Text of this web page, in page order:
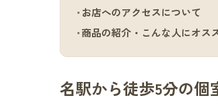
お店へのアクセスについて
商品の紹介・こんな人にオス
名駅から徒歩5分の個